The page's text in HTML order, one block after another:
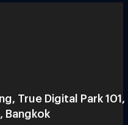
True Digital Park 101,
Bangkok